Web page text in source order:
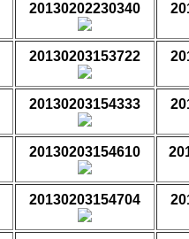
20130202230340
20130203153722
20130203154333
20130203154610
20130203154704